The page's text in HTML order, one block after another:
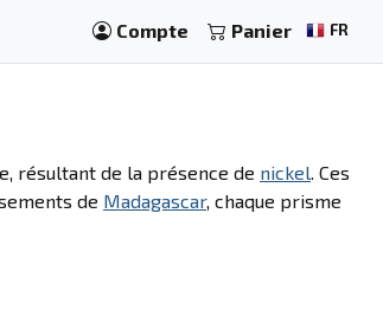
Compte Panier FR
résultant de la présence de nickel. Ces
de Madagascar, chaque prisme